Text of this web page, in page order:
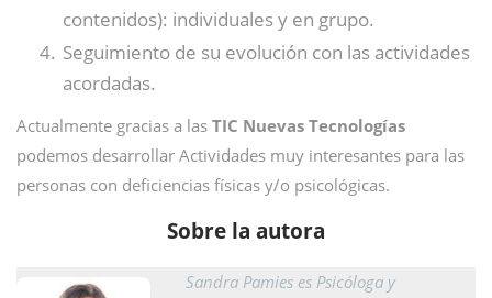
contenidos): individuales y en grupo.
Seguimiento de su evolución con las actividades
acordadas.
Actualmente gracias a las TIC Nuevas Tecnologías
podemos desarrollar Actividades muy interesantes para las
personas con deficiencias físicas y/o psicológicas.
Sobre la autora
Sandra Pamies es Psicóloga y